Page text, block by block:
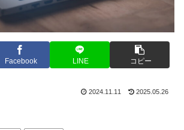
Facebook LINE コピー
2024.11.11 2025.05.26